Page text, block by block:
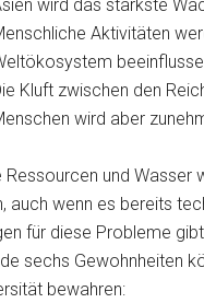
wird das stärkste
Aktivitäten
Kluft zwischen den
wird aber
Ressourcen und Wasser
auch wenn es bereits
für diese Probleme gibt
sechs Gewohnheiten
bewahren: